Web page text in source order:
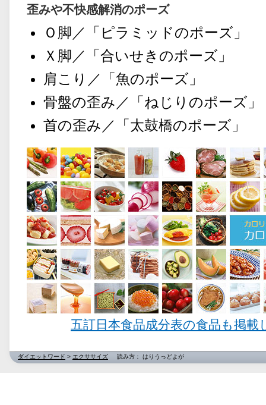
歪みや不快感解消のポーズ
Ｏ脚／「ピラミッドのポーズ」
Ｘ脚／「合いせきのポーズ」
肩こり／「魚のポーズ」
骨盤の歪み／「ねじりのポーズ」
首の歪み／「太鼓橋のポーズ」
五訂日本食品成分表の食品も掲載
ダイエットワード > エクササイズ 読み方： はりうっどよが